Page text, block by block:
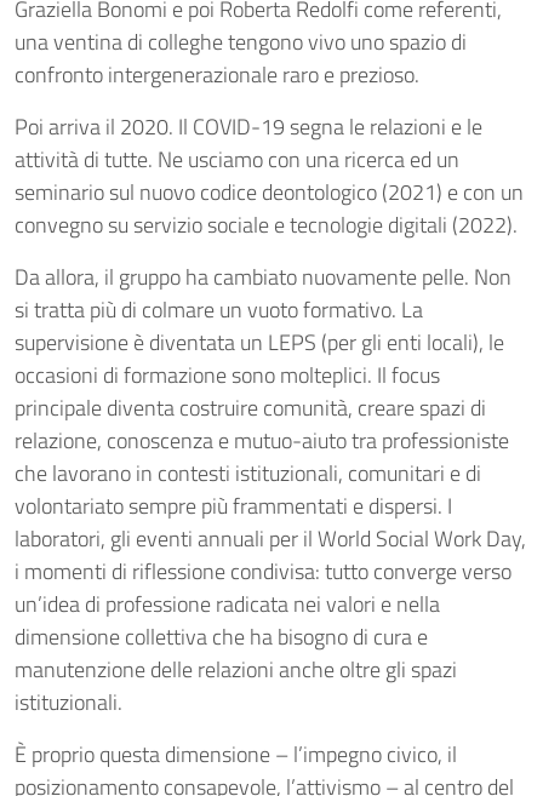
Graziella Bonomi e poi Roberta Redolfi come referenti,
una ventina di colleghe tengono vivo uno spazio di
confronto intergenerazionale raro e prezioso.
Poi arriva il 2020. Il COVID-19 segna le relazioni e le
attività di tutte. Ne usciamo con una ricerca ed un
seminario sul nuovo codice deontologico (2021) e con un
convegno su servizio sociale e tecnologie digitali (2022).
Da allora, il gruppo ha cambiato nuovamente pelle. Non
si tratta più di colmare un vuoto formativo. La
supervisione è diventata un LEPS (per gli enti locali), le
occasioni di formazione sono molteplici. Il focus
principale diventa costruire comunità, creare spazi di
relazione, conoscenza e mutuo-aiuto tra professioniste
che lavorano in contesti istituzionali, comunitari e di
volontariato sempre più frammentati e dispersi. I
laboratori, gli eventi annuali per il World Social Work Day,
i momenti di riflessione condivisa: tutto converge verso
un’idea di professione radicata nei valori e nella
dimensione collettiva che ha bisogno di cura e
manutenzione delle relazioni anche oltre gli spazi
istituzionali.
È proprio questa dimensione – l’impegno civico, il
posizionamento consapevole, l’attivismo – al centro del